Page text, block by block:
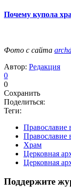
Почему купола
Фото с сайта
Автор: Редакция
0
0
Сохранить
Поделиться:
Теги:
Православие
Православие
Храм
Церковная
Церковная
Поддержите